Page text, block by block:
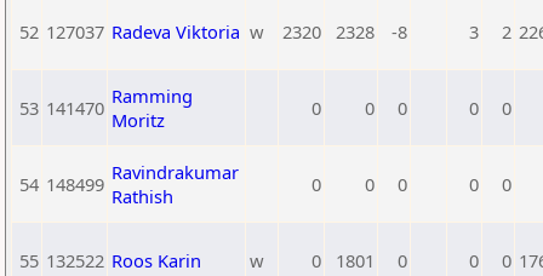
52 127037 Radeva Viktoria w 2320 2328 -8 3 2
53 141470 Ramming
Moritz
0 0 0 0 0
54 148499 Ravindrakumar
Rathish
0 0 0 0 0
55 132522 Roos Karin w 0 1801 0 0 0